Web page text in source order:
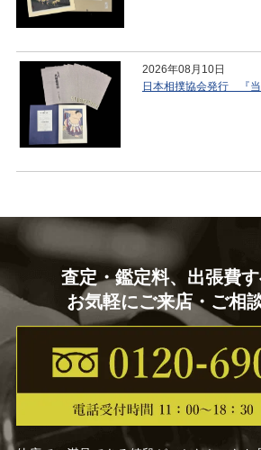
2026年08月10日
日本相撲協会発行 『当
査定・鑑定料、出張費
お気軽にご来店・ご相